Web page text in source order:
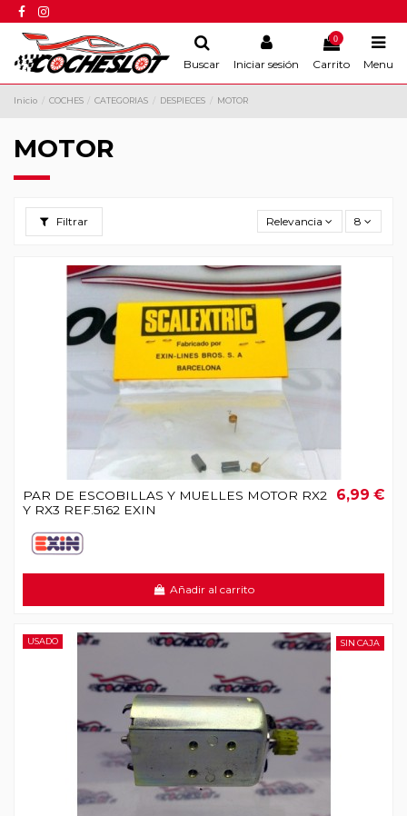
Buscar Iniciar sesión
0
Carrito Menu
Inicio COCHES CATEGORIAS DESPIECES MOTOR
MOTOR
Filtrar Relevancia 8
PAR DE ESCOBILLAS Y MUELLES MOTOR RX2
Y RX3 REF.5162 EXIN
6,99 €
Añadir al carrito
USADO SIN CAJA